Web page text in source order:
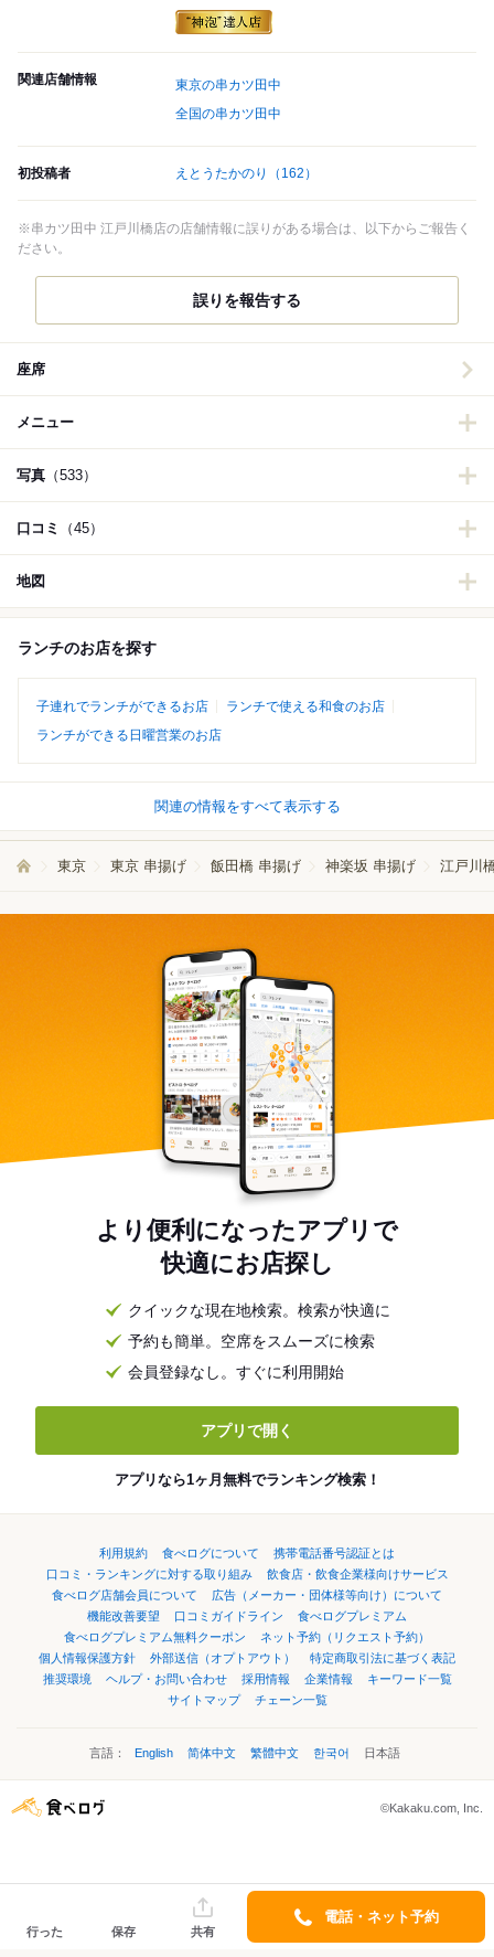
関連店舗情報
東京の串カツ田中
全国の串カツ田中
初投稿者 えとうたかのり （162）
※串カツ田中 江戸川橋店の店舗情報に誤りがある場合は、以下からご報告く
ださい。
誤りを報告する
座席
メニュー
写真 （533）
口コミ （45）
地図
ランチのお店を探す
子連れでランチができるお店
ランチで使える和食のお店
ランチができる日曜営業のお店
関連の情報をすべて表示する
東京 東京 串揚げ 飯田橋 串揚げ 神楽坂 串揚げ 江戸川
より便利になったアプリで
快適にお店探し
クイックな現在地検索。検索が快適に
予約も簡単。空席をスムーズに検索
会員登録なし。すぐに利用開始
アプリで開く
アプリなら1ヶ月無料でランキング検索！
利用規約 食べログについて
携帯電話番号認証とは
口コミ・ランキングに対する取り組み
飲食店・飲食企業様向けサービス
食べログ店舗会員について
広告（メーカー・団体様等向け）について
機能改善要望
口コミガイドライン
食べログプレミアム
食べログプレミアム無料クーポン
ネット予約（リクエスト予約）
個人情報保護方針
外部送信（オプトアウト）
特定商取引法に基づく表記
推奨環境
ヘルプ・お問い合わせ 採用情報 企業情報
キーワード一覧
サイトマップ
チェーン一覧
言語： English 简体中文 繁體中文 한국어 日本語
©Kakaku.com, Inc.
行った 保存 共有
電話・ネット予約